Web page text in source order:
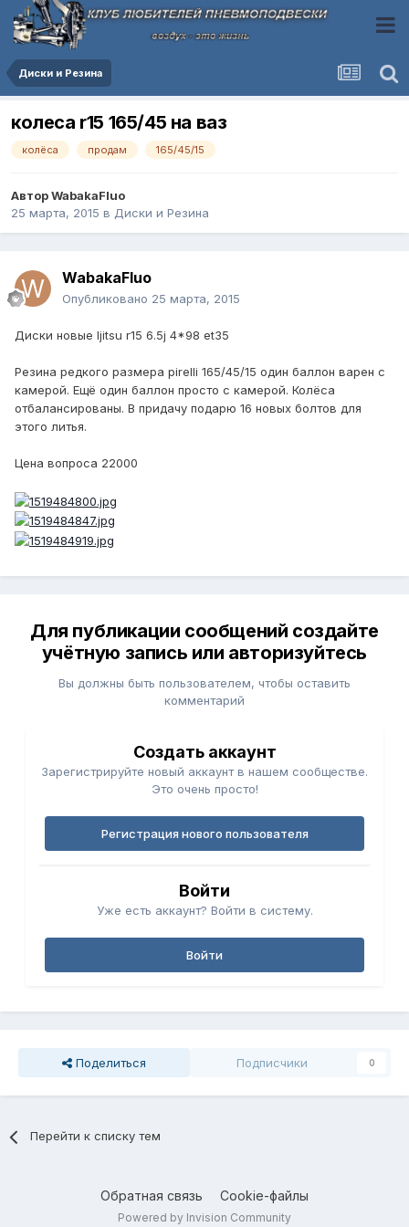
Диски и Резина
колеса r15 165/45 на ваз
колёса продам 165/45/15
АвторWabakaFluo
25 марта, 2015 в Диски и Резина
WabakaFluo
Опубликовано 25 марта, 2015
Диски новые Ijitsu r15 6.5j 4*98 et35
Резина редкого размера pirelli 165/45/15 один баллон варен с
камерой. Ещё один баллон просто с камерой. Колёса
отбалансированы. В придачу подарю 16 новых болтов для
этого литья.
Цена вопроса 22000
Для публикации сообщений создайте
учётную запись или авторизуйтесь
Вы должны быть пользователем, чтобы оставить
комментарий
Создать аккаунт
Зарегистрируйте новый аккаунт в нашем сообществе.
Это очень просто!
Регистрация нового пользователя
Войти
Уже есть аккаунт? Войти в систему.
Войти
Поделиться Подписчики 0
Перейти к списку тем
Обратная связь Cookie-файлы
Powered by Invision Community